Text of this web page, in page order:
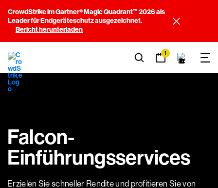
CrowdStrike im Gartner® Magic Quadrant™ 2026 als
Leader für Endgeräteschutz ausgezeichnet.
Bericht herunterladen
1
Falcon-
Einführungsservices
Erzielen Sie schneller Rendite und profitieren Sie von